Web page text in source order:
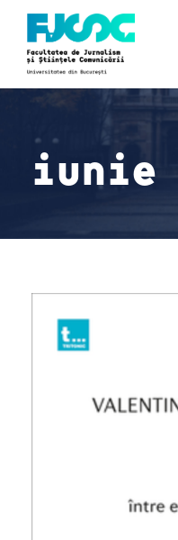
iunie